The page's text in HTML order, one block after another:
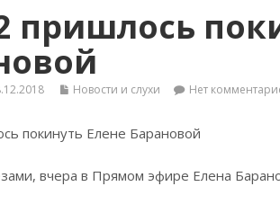
пришлось
Новости и слухи Нет
покинуть Елене Барановой
вчера в Прямом эфире Елена